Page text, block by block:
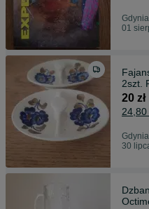
01
2szt.
20 zł
24,80
30